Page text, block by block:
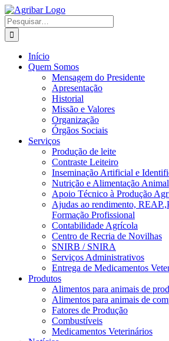
Skip
to
content
Search
for:
Início
Quem Somos
Mensagem do Presidente
Apresentação
Historial
Missão e Valores
Organização
Órgãos Sociais
Serviços
Produção de leite
Contraste Leiteiro
Inseminação Artificial e
Nutrição e Alimentação Animal
Apoio Técnico à Produção
Ajudas ao rendimento,
Formação Profissional
Contabilidade Agrícola
Centro de Recria de Novilhas
SNIRB / SNIRA
Serviços Administrativos
Entrega de Medicamentos
Produtos
Alimentos para animais de
Alimentos para animais de
Fatores de Produção
Combustíveis
Medicamentos Veterinários